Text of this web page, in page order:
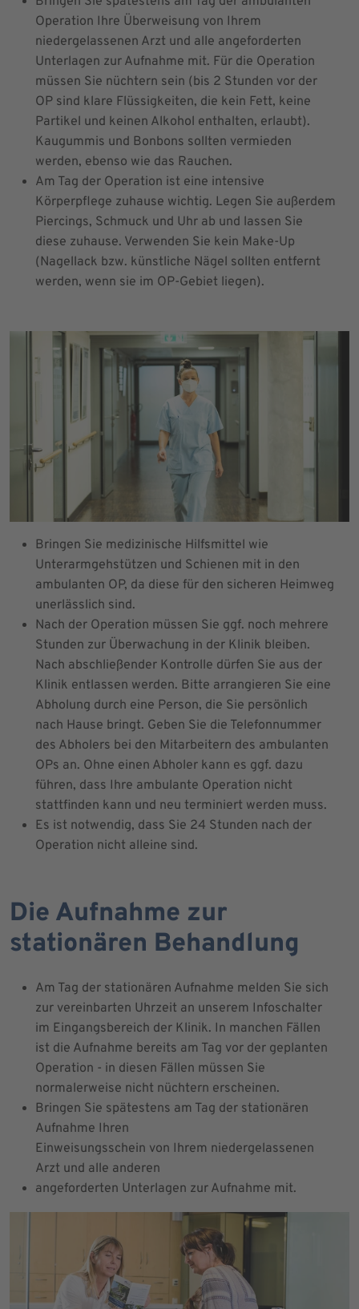
Operation Ihre Überweisung von Ihrem
niedergelassenen Arzt und alle angeforderten
Unterlagen zur Aufnahme mit. Für die Operation
müssen Sie nüchtern sein (bis 2 Stunden vor der
OP sind klare Flüssigkeiten, die kein Fett, keine
Partikel und keinen Alkohol enthalten, erlaubt).
Kaugummis und Bonbons sollten vermieden
werden, ebenso wie das Rauchen.
Am Tag der Operation ist eine intensive
Körperpflege zuhause wichtig. Legen Sie außerdem
Piercings, Schmuck und Uhr ab und lassen Sie
diese zuhause. Verwenden Sie kein Make-Up
(Nagellack bzw. künstliche Nägel sollten entfernt
werden, wenn sie im OP-Gebiet liegen).
Bringen Sie medizinische Hilfsmittel wie
Unterarmgehstützen und Schienen mit in den
ambulanten OP, da diese für den sicheren Heimweg
unerlässlich sind.
Nach der Operation müssen Sie ggf. noch mehrere
Stunden zur Überwachung in der Klinik bleiben.
Nach abschließender Kontrolle dürfen Sie aus der
Klinik entlassen werden. Bitte arrangieren Sie eine
Abholung durch eine Person, die Sie persönlich
nach Hause bringt. Geben Sie die Telefonnummer
des Abholers bei den Mitarbeitern des ambulanten
OPs an. Ohne einen Abholer kann es ggf. dazu
führen, dass Ihre ambulante Operation nicht
stattfinden kann und neu terminiert werden muss.
Es ist notwendig, dass Sie 24 Stunden nach der
Operation nicht alleine sind.
Die Aufnahme zur
stationären Behandlung
Am Tag der stationären Aufnahme melden Sie sich
zur vereinbarten Uhrzeit an unserem Infoschalter
im Eingangsbereich der Klinik. In manchen Fällen
ist die Aufnahme bereits am Tag vor der geplanten
Operation - in diesen Fällen müssen Sie
normalerweise nicht nüchtern erscheinen.
Bringen Sie spätestens am Tag der stationären
Aufnahme Ihren
Einweisungsschein von Ihrem niedergelassenen
Arzt und alle anderen
angeforderten Unterlagen zur Aufnahme mit.